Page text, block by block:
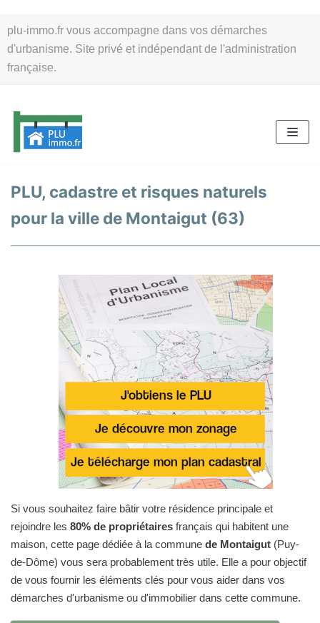
plu-immo.fr vous accompagne dans vos démarches
d'urbanisme. Site privé et indépendant de l'administration
française.
au
contenu
PLU, cadastre et risques naturels
pour la ville de Montaigut (63)
Si vous souhaitez faire bâtir votre résidence principale et
rejoindre les 80% de propriétaires français qui habitent une
maison, cette page dédiée à la commune de Montaigut (Puy-
de-Dôme) vous sera probablement très utile. Elle a pour objectif
de vous fournir les éléments clés pour vous aider dans vos
démarches d'urbanisme ou d'immobilier dans cette commune.